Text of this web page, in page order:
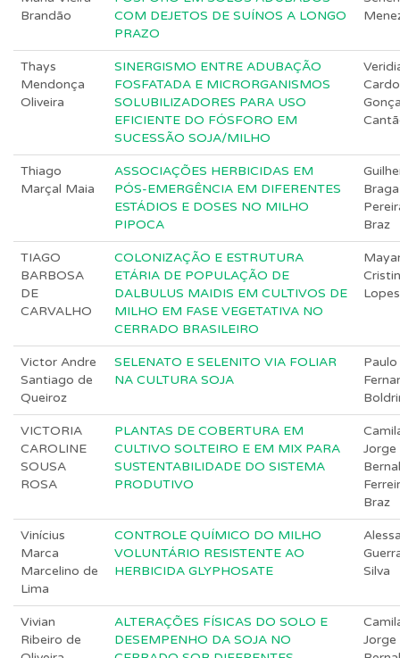
Brandão
COM DEJETOS DE SUÍNOS A LONGO
PRAZO
Thays
Mendonça
Oliveira
SINERGISMO ENTRE ADUBAÇÃO
FOSFATADA E MICRORGANISMOS
SOLUBILIZADORES PARA USO
EFICIENTE DO FÓSFORO EM
SUCESSÃO SOJA/MILHO
Thiago
Marçal Maia
ASSOCIAÇÕES HERBICIDAS EM
PÓS-EMERGÊNCIA EM DIFERENTES
ESTÁDIOS E DOSES NO MILHO
PIPOCA
Braga
Braz
TIAGO
BARBOSA
DE
CARVALHO
COLONIZAÇÃO E ESTRUTURA
ETÁRIA DE POPULAÇÃO DE
DALBULUS MAIDIS EM CULTIVOS DE
MILHO EM FASE VEGETATIVA NO
CERRADO BRASILEIRO
Lopes
Victor Andre
Santiago de
Queiroz
SELENATO E SELENITO VIA FOLIAR
NA CULTURA SOJA
Paulo
VICTORIA
CAROLINE
SOUSA
ROSA
PLANTAS DE COBERTURA EM
CULTIVO SOLTEIRO E EM MIX PARA
SUSTENTABILIDADE DO SISTEMA
PRODUTIVO
Jorge
Braz
Vinícius
Marca
Marcelino de
Lima
CONTROLE QUÍMICO DO MILHO
VOLUNTÁRIO RESISTENTE AO
HERBICIDA GLYPHOSATE
Silva
Vivian
Ribeiro de
ALTERAÇÕES FÍSICAS DO SOLO E
DESEMPENHO DA SOJA NO
Jorge